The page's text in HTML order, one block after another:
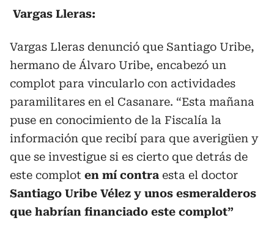
Vargas Lleras:
Vargas Lleras denunció que Santiago Uribe,
hermano de Álvaro Uribe, encabezó un
complot para vincularlo con actividades
paramilitares en el Casanare. “Esta mañana
puse en conocimiento de la Fiscalía la
información que recibí para que averigüen y
que se investigue si es cierto que detrás de
este complot en mí contra esta el doctor
Santiago Uribe Vélez y unos esmeralderos
que habrían financiado este complot”